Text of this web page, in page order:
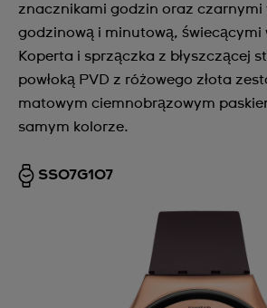
znacznikami godzin oraz czarnymi
godzinową i minutową, świecącymi
Koperta i sprzączka z błyszczącej
powłoką PVD z różowego złota
matowym ciemnobrązowym
samym kolorze.
SS07G107